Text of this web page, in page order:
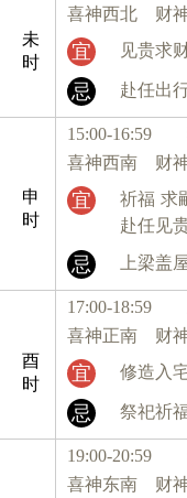
未
时
喜神西北 财
宜 见贵求
忌 赴任出
申
时
15:00-16:59
喜神西南 财
宜 祈福 求
赴任见
忌 上梁盖
酉
时
17:00-18:59
喜神正南 财
宜 修造入
忌 祭祀祈
19:00-20:59
喜神东南 财